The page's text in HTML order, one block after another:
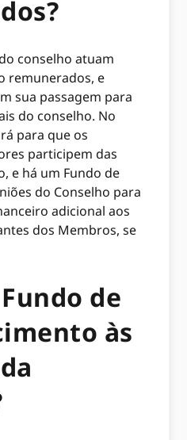
conselho atuam
remunerados, e
sua passagem para
do conselho. No
para que os
participem das
e há um Fundo de
do Conselho para
adicional aos
dos Membros, se
de
às